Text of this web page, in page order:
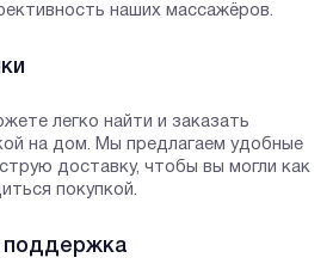
наших массажёров.
легко найти и заказать
на дом. Мы предлагаем удобные
доставку, чтобы вы могли как
покупкой.
поддержка